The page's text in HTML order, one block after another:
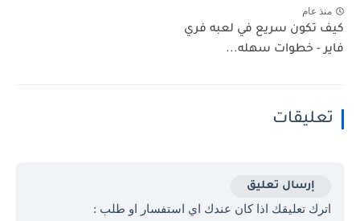
منذ عام
كيف تكون سريع في لعبه فري
فاير - خطوات سهله...
تعليقات
إرسال تعليق
اترك تعليقك اذا كان عندك اي استفسار او طلب :